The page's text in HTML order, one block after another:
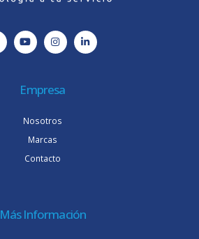
Empresa
Nosotros
Marcas
Contacto
Más Información